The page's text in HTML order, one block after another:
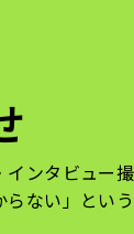
ンタビュー
らない」とい